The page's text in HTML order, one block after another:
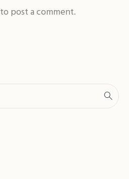
to post a comment.